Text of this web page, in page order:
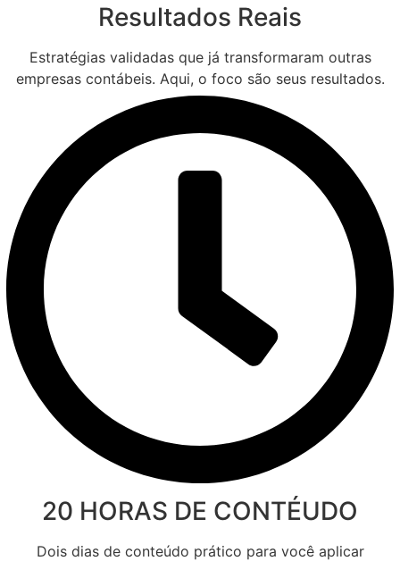
Resultados Reais
Estratégias validadas que já transformaram outras
empresas contábeis. Aqui, o foco são seus resultados.
20 HORAS DE CONTÉUDO
Dois dias de conteúdo prático para você aplicar